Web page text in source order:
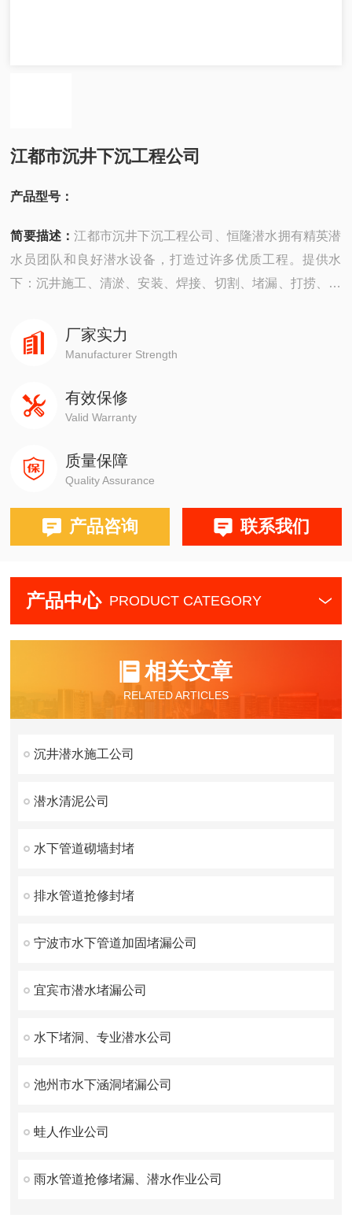
江都市沉井下沉工程公司
产品型号：
简要描述：江都市沉井下沉工程公司、恒隆潜水拥有精英潜
水员团队和良好潜水设备，打造过许多优质工程。提供水
下：沉井施工、清淤、安装、焊接、切割、堵漏、打捞、拆
许多难度大的工程，有着严密的安全组织机构，*的质量保
证体系，严格的安全措施，并以高质量快速度、守信誉而深
厂家实力
Manufacturer Strength
有效保修
Valid Warranty
质量保障
Quality Assurance
产品咨询 联系我们
产品中心 PRODUCT CATEGORY
相关文章
RELATED ARTICLES
沉井潜水施工公司
潜水清泥公司
水下管道砌墙封堵
排水管道抢修封堵
宁波市水下管道加固堵漏公司
宜宾市潜水堵漏公司
水下堵洞、专业潜水公司
池州市水下涵洞堵漏公司
蛙人作业公司
雨水管道抢修堵漏、潜水作业公司